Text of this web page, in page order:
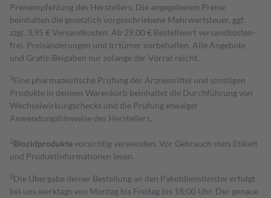
Preisempfehlung des Herstellers. Die angegebenen Preise
beinhalten die gesetzlich vorgeschriebene Mehrwertsteuer, ggf.
zzgl. 3,95 € Versandkosten. Ab 29,00 € Bestell­wert versand­kosten­
frei. Preisänderungen und Irrtümer vorbehalten. Alle Angebote
und Gratis-Beigaben nur solange der Vorrat reicht.
1 Eine pharmazeutische Prüfung der Arzneimittel und sonstigen
Produkte in deinem Warenkorb beinhaltet die Durchführung von
Wechselwirkungschecks und die Prüfung etwaiger
Anwendungshinweise des Herstellers.
2Biozidproduktevorsichtig verwenden. Vor Gebrauch stets Etikett
und Produktinformationen lesen.
3Die Übergabe deiner Bestellung an den Paketdienstleister erfolgt
bei uns werktags von Montag bis Freitag bis 18:00 Uhr. Der genaue